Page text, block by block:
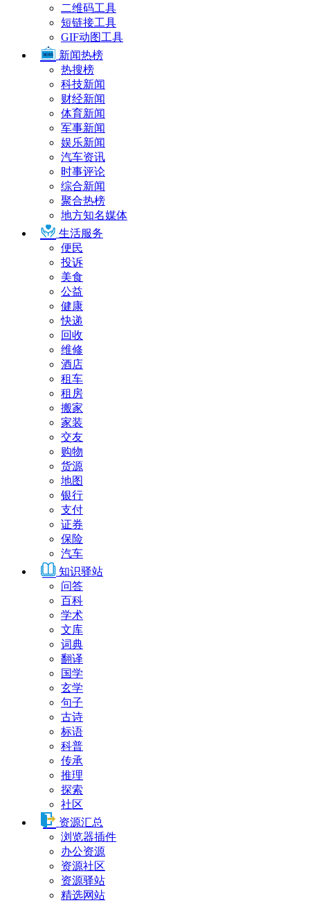
二维码工具
短链接工具
GIF动图工具
新闻热榜
热搜榜
科技新闻
财经新闻
体育新闻
军事新闻
娱乐新闻
汽车资讯
时事评论
综合新闻
聚合热榜
地方知名媒体
生活服务
便民
投诉
美食
公益
健康
快递
回收
维修
酒店
租车
租房
搬家
家装
交友
购物
货源
地图
银行
支付
证券
保险
汽车
知识驿站
问答
百科
学术
文库
词典
翻译
国学
玄学
句子
古诗
标语
科普
传承
推理
探索
社区
资源汇总
浏览器插件
办公资源
资源社区
资源驿站
精选网站